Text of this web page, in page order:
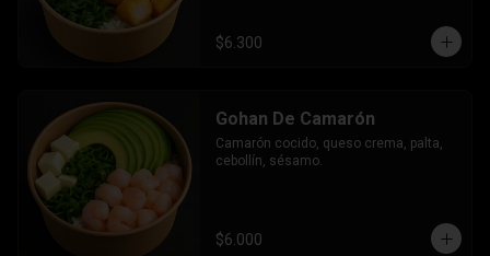
$6.300
Gohan De Camarón
Camarón cocido, queso crema, palta,
cebollín, sésamo.
$6.000